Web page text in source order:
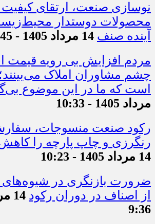
نوسازی صنعت، ارتقای
محصولات دوستدار
آینده صنف 14 مرداد 1405 - 10:45
مردم افزایش بی رویه قیمت
چشم مشاوران املاک
است که ما در این موضوع
مرداد 1405 - 10:33
رکود صنعت منسوجات،
رنگرزی و چاپ پارچه را
14 مرداد 1405 - 10:23
ضرورت بازنگری در شیوه‌های
از اصناف در دوران رکود
9:36